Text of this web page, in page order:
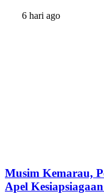
6 hari ago
Musim Kemarau,
Apel